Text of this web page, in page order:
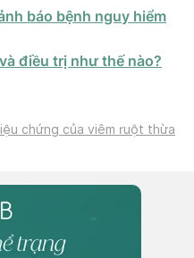
báo bệnh nguy hiểm
điều trị như thế nào?
chứng của viêm ruột thừa